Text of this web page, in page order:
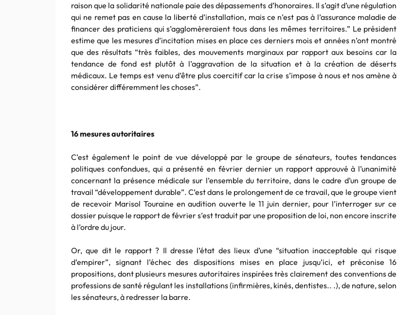
raison que la solidarité nationale paie des dépassements d’honoraires. Il s’agit d’une régulation
qui ne remet pas en cause la liberté d’installation, mais ce n’est pas à l’assurance maladie de
financer des praticiens quis’agglomèreraient tous dans les mêmes territoires.” Le président
estime que les mesures d’incitation mises en place ces derniers mois et années n’ont montré
que des résultats “très faibles, des mouvements marginaux par rapport aux besoins car la
tendance de fond est plutôt à l’aggravation de la situation et à la création de déserts
médicaux. Le temps est venu d’être plus coercitif car la crise s’impose à nous et nos amène à
considérer différemment les choses”.
16 mesures autoritaires
C’est également le point de vue développé par le groupe de sénateurs, toutes tendances
politiques confondues, qui a présenté en février dernier un rapport approuvé à l’unanimité
concernant la présence médicale sur l’ensemble du territoire, dans le cadre d’un groupe de
travail “développement durable”. C’est dans le prolongement de ce travail, que le groupe vient
de recevoir Marisol Touraine en audition ouverte le 11 juin dernier, pour l’interroger sur ce
dossier puisque le rapport de février s’est traduit par une proposition de loi, non encore inscrite
à l’ordre du jour.
Or, que dit le rapport ? Il dresse l’état des lieux d’une “situation inacceptable qui risque
d’empirer”, signant l’échec des dispositions mises en place jusqu’ici, et préconise 16
propositions, dont plusieurs mesures autoritaires inspirées très clairement des conventions de
professions de santé régulant les installations (infirmières, kinés, dentistes.. .), de nature, selon
les sénateurs, à redresser la barre.